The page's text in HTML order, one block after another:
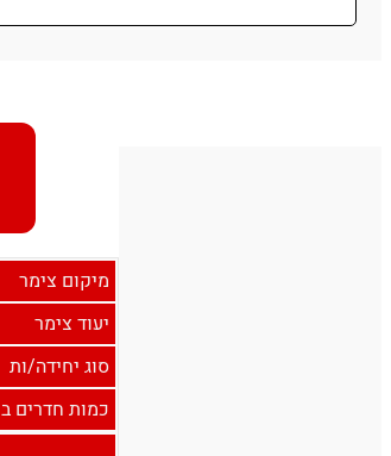
מיקום צימר
יעוד צימר
סוג יחידה/ות
כמות חדרים ב